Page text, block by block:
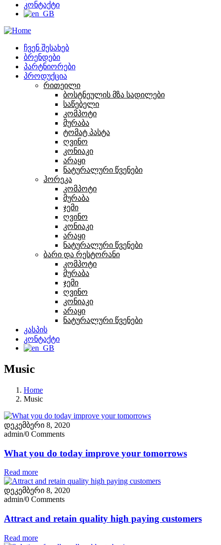
კონტაქტი
ჩვენ შესახებ
ბრენდები
პარტნიორები
პროდუქცია
რითეილი
ბოსტნეულის მზა სადილები
საწებელი
კომპოტი
მურაბა
ტომატ პასტა
ღვინო
კონიაკი
არაყი
ნატურალური წვენები
ჰორეკა
კომპოტი
მურაბა
ჯემი
ღვინო
კონიაკი
არაყი
ნატურალური წვენები
ბარი და რესტორანი
კომპოტი
მურაბა
ჯემი
ღვინო
კონიაკი
არაყი
ნატურალური წვენები
კასპის
კონტაქტი
Music
Home
Music
დეკემბერი 8, 2020
admin/0 Comments
What you do today improve your tomorrows
Read more
დეკემბერი 8, 2020
admin/0 Comments
Attract and retain quality high paying customers
Read more